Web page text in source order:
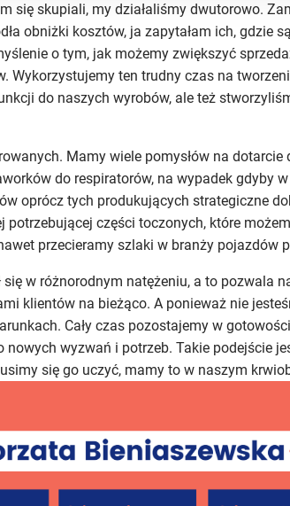
się skupiali, my działaliśmy dwutorowo.
obniżki kosztów, ja zapytałam ich, gdzie
o tym, jak możemy zwiększyć
Wykorzystujemy ten trudny czas na
do naszych wyrobów, ale też
Mamy wiele pomysłów na dotarcie
do respiratorów, na wypadek gdyby
oprócz tych produkujących strategiczne
części toczonych, które
przecieramy szlaki w branży pojazdów
w różnorodnym natężeniu, a to pozwala
klientów na bieżąco. A ponieważ nie
Cały czas pozostajemy w gotowości
wyzwań i potrzeb. Takie podejście
się go uczyć, mamy to w naszym